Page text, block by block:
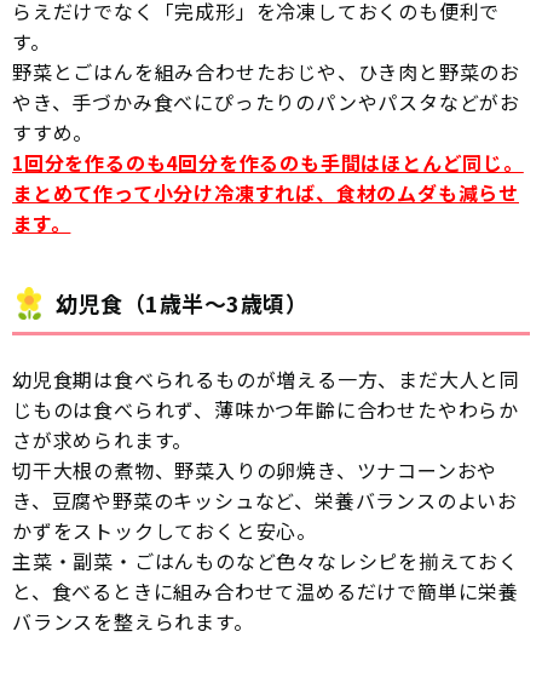
らえだけでなく「完成形」を冷凍しておくのも便利で
す。
野菜とごはんを組み合わせたおじや、ひき肉と野菜のお
やき、手づかみ食べにぴったりのパンやパスタなどがお
すすめ。
1回分を作るのも4回分を作るのも手間はほとんど同じ。
まとめて作って小分け冷凍すれば、食材のムダも減らせ
ます。
幼児食（1歳半〜3歳頃）
幼児食期は食べられるものが増える一方、まだ大人と同
じものは食べられず、薄味かつ年齢に合わせたやわらか
さが求められます。
切干大根の煮物、野菜入りの卵焼き、ツナコーンおや
き、豆腐や野菜のキッシュなど、栄養バランスのよいお
かずをストックしておくと安心。
主菜・副菜・ごはんものなど色々なレシピを揃えておく
と、食べるときに組み合わせて温めるだけで簡単に栄養
バランスを整えられます。